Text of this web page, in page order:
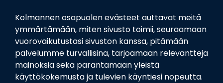
Kolmannen osapuolen evästeet auttavat meitä
ymmärtämään, miten sivusto toimii, seuraamaan
vuorovaikutustasi sivuston kanssa, pitämään
palvelumme turvallisina, tarjoamaan relevantteja
mainoksia sekä parantamaan yleistä
käyttökokemusta ja tulevien käyntiesi nopeutta.